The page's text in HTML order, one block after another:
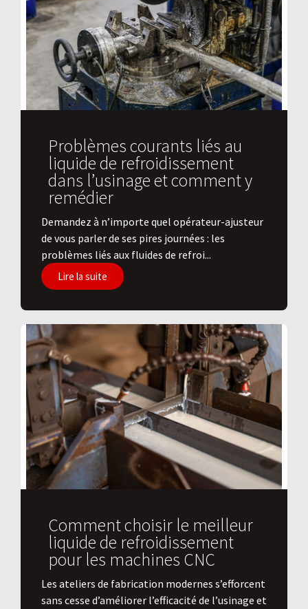
Problèmes courants liés au
liquide de refroidissement
dans l’usinage et comment y
remédier
Demandez à n’importe quel opérateur-ajusteur
de vous parler de ses pires journées : les
problèmes liés aux fluides de refroi...
Lire la suite
Comment choisir le meilleur
liquide de refroidissement
pour les machines CNC
Les ateliers de fabrication modernes s’efforcent
sans cesse d’améliorer l’efficacité de l’usinage et